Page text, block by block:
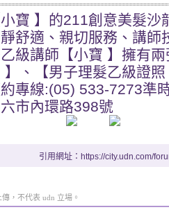
小寶 】的211創意美髮沙
舒適、親切服務、講師
級講師【小寶 】擁有
】、【男子理髮乙級證
專線:(05) 533-7273準
市內環路398號
引用網址：https://city.udn.com/
，不代表 udn 立場。